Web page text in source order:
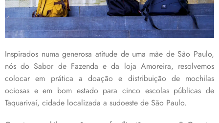
Inspirados numa generosa atitude de uma mãe de São Paulo,
nós do Sabor de Fazenda e da loja Amoreira, resolvemos
colocar em prática a doação e distribuição de mochilas
ociosas e em bom estado para cinco escolas públicas de
Taquarivaí, cidade localizada a sudoeste de São Paulo.